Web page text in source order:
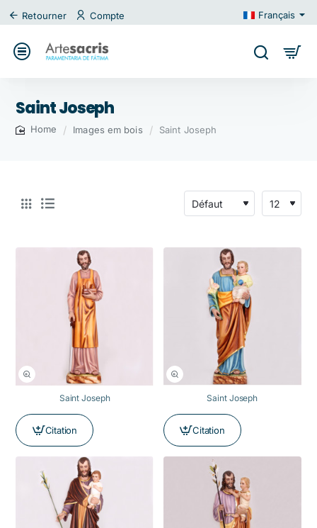
Retourner Compte Français
Saint Joseph
Images em bois Saint Joseph
Saint Joseph
Citation
Saint Joseph
Citation